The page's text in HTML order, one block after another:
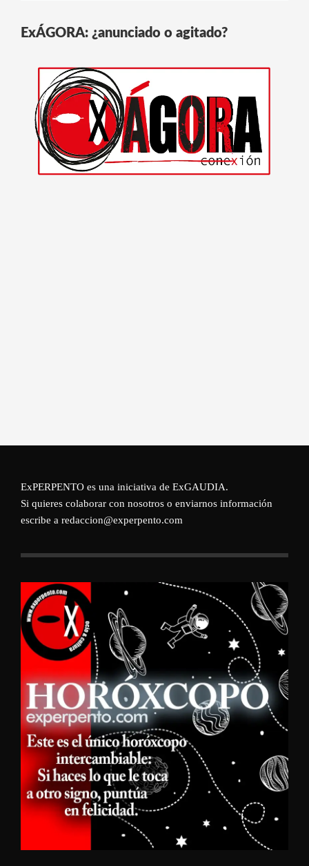
ExÁGORA: ¿anunciado o agitado?
ExPERPENTO es una iniciativa de ExGAUDIA.
Si quieres colaborar con nosotros o enviarnos información
escribe a redaccion@experpento.com